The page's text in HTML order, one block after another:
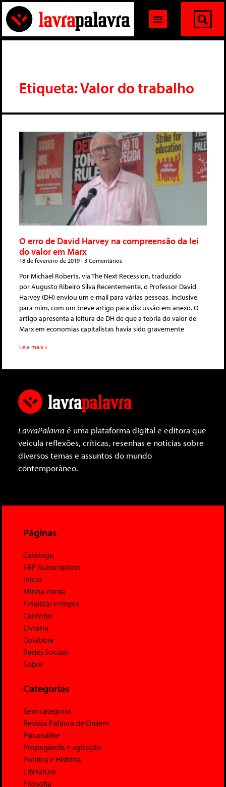
Etiqueta: Valor do trabalho
O erro de David Harvey na compreensão da lei
do valor em Marx
18 de fevereiro de 2019 3 Comentários
Por Michael Roberts, via The Next Recession, traduzido
por Augusto Ribeiro Silva Recentemente, o Professor David
Harvey (DH) enviou um e-mail para várias pessoas, inclusive
para mim, com um breve artigo para discussão em anexo. O
artigo apresenta a leitura de DH de que a teoria do valor de
Marx em economias capitalistas havia sido gravemente
Leia mais »
LavraPalavraé uma plataforma digital e editora que
veicula reflexões, críticas, resenhas e notícias sobre
diversos temas e assuntos do mundo
contemporâneo.
Páginas
Catálogo
ERP Subscription
Início
Minha conta
Finalizar compra
Carrinho
Livraria
Colabore
Redes Sociais
Sobre
Categorias
Sem categoria
Revista Palavra de Ordem
Psicanálise
Propaganda e agitação
Política e História
Literatura
Filosofia